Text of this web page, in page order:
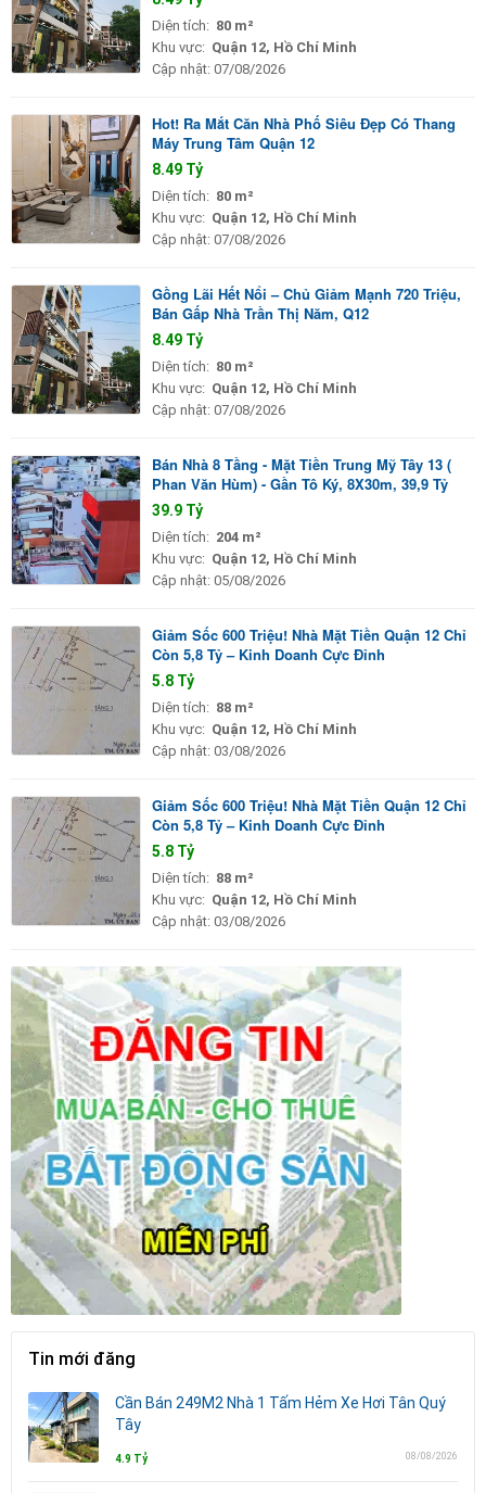
Diện tích: 80 m²
Khu vực: Quận 12, Hồ Chí Minh
Cập nhật: 07/08/2026
Hot! Ra Mắt Căn Nhà Phố Siêu Đẹp Có Thang
Máy Trung Tâm Quận 12
8.49 Tỷ
Diện tích: 80 m²
Khu vực: Quận 12, Hồ Chí Minh
Cập nhật: 07/08/2026
Gồng Lãi Hết Nổi – Chủ Giảm Mạnh 720 Triệu,
Bán Gấp Nhà Trần Thị Năm, Q12
8.49 Tỷ
Diện tích: 80 m²
Khu vực: Quận 12, Hồ Chí Minh
Cập nhật: 07/08/2026
Bán Nhà 8 Tầng - Mặt Tiền Trung Mỹ Tây 13 (
Phan Văn Hùm) - Gần Tô Ký, 8X30m, 39,9 Tỷ
39.9 Tỷ
Diện tích: 204 m²
Khu vực: Quận 12, Hồ Chí Minh
Cập nhật: 05/08/2026
Giảm Sốc 600 Triệu! Nhà Mặt Tiền Quận 12 Chỉ
Còn 5,8 Tỷ – Kinh Doanh Cực Đỉnh
5.8 Tỷ
Diện tích: 88 m²
Khu vực: Quận 12, Hồ Chí Minh
Cập nhật: 03/08/2026
Giảm Sốc 600 Triệu! Nhà Mặt Tiền Quận 12 Chỉ
Còn 5,8 Tỷ – Kinh Doanh Cực Đỉnh
5.8 Tỷ
Diện tích: 88 m²
Khu vực: Quận 12, Hồ Chí Minh
Cập nhật: 03/08/2026
Tin mới đăng
Cần Bán 249M2 Nhà 1 Tấm Hẻm Xe Hơi Tân Quý
Tây
4.9 Tỷ 08/08/2026